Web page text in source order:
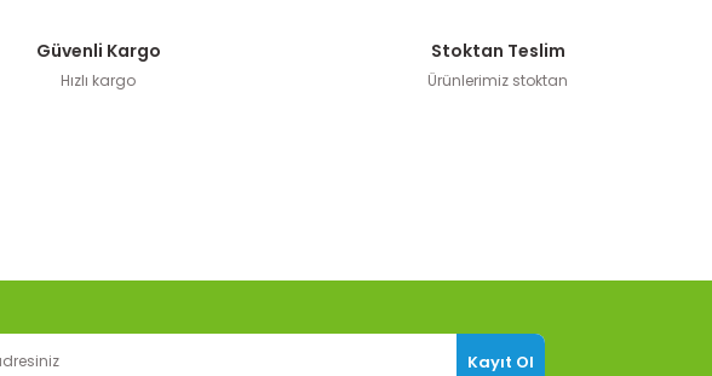
Güvenli Kargo
Hızlı kargo
Stoktan Teslim
Ürünlerimiz stoktan
Kayıt Ol